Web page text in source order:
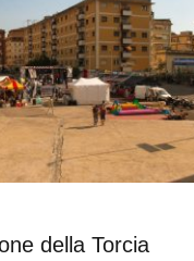
della Torcia